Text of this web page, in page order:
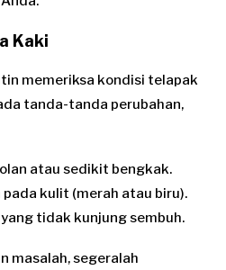
Kaki
memeriksa kondisi telapak
tanda-tanda perubahan,
atau sedikit bengkak.
pada kulit (merah atau biru).
tidak kunjung sembuh.
masalah, segeralah